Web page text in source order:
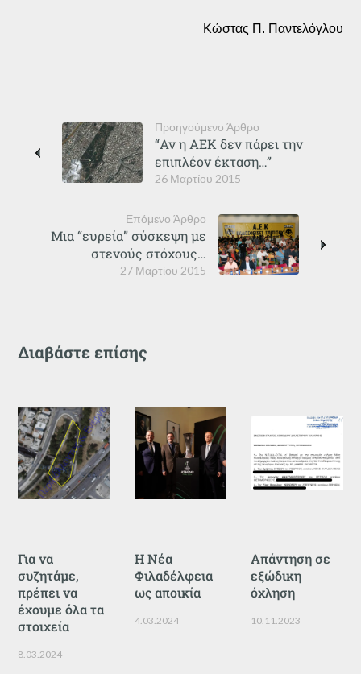
Κώστας Π. Παντελόγλου
Προηγούμενο Άρθρο
26 Μαρτίου 2015
“Αν η ΑΕΚ δεν πάρει την
επιπλέον έκταση…”
Επόμενο Άρθρο
27 Μαρτίου 2015
Μια “ευρεία” σύσκεψη με
στενούς στόχους…
Διαβάστε επίσης
Για να
συζητάμε,
πρέπει να
έχουμε όλα τα
στοιχεία
8.03.2024
Η Νέα
Φιλαδέλφεια
ως αποικία
4.03.2024
Απάντηση σε
εξώδικη
όχληση
10.11.2023